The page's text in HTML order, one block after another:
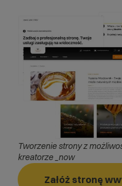
Tworzenie strony z
kreatorze _now
Załóż stronę